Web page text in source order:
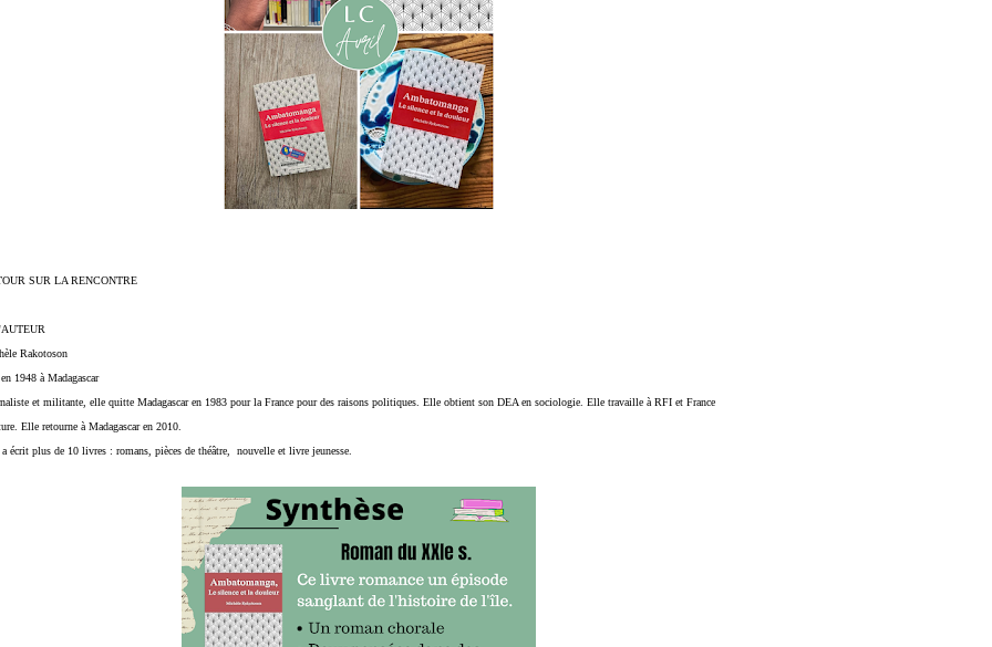
SUR LA RENCONTRE
Rakotoson
1948 à Madagascar
et militante, elle quitte Madagascar en 1983 pour la France pour des raisons politiques. Elle obtient son DEA en sociologie. Elle travaille à RFI et France
Elle retourne à Madagascar en 2010.
écrit plus de 10 livres : romans, pièces de théâtre,  nouvelle et livre jeunesse.